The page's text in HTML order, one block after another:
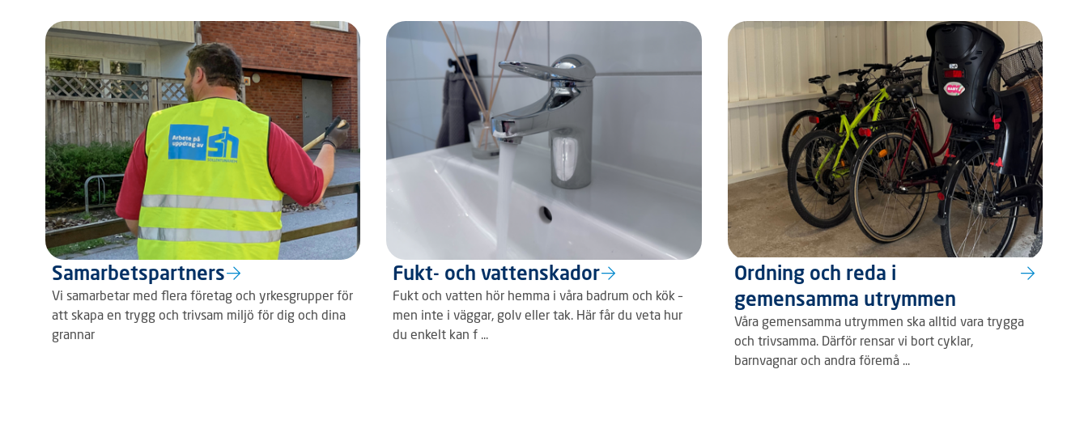
Samarbetspartners
Vi samarbetar med flera företag och yrkesgrupper för
att skapa en trygg och trivsam miljö för dig och dina
grannar
Fukt- och vattenskador
Fukt och vatten hör hemma i våra badrum och kök –
men inte i väggar, golv eller tak. Här får du veta hur
du enkelt kan f ...
Ordning och reda i
gemensamma utrymmen
Våra gemensamma utrymmen ska alltid vara trygga
och trivsamma. Därför rensar vi bort cyklar,
barnvagnar och andra föremå ...